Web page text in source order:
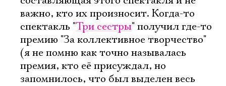
важно, кто их произносит. Когда-то
спектакль "Три сестры" получил где-то
премию "За коллективное творчество"
(я не помню как точно называлась
премия, кто её присуждал, но
запомнилось, что был выделен весь